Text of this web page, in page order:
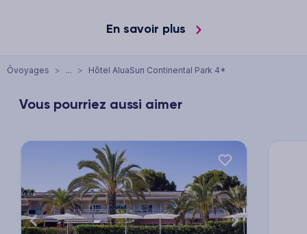
En savoir plus
Ôvoyages > ... > Hôtel AluaSun Continental Park 4*
Vous pourriez aussi aimer
Previous Next